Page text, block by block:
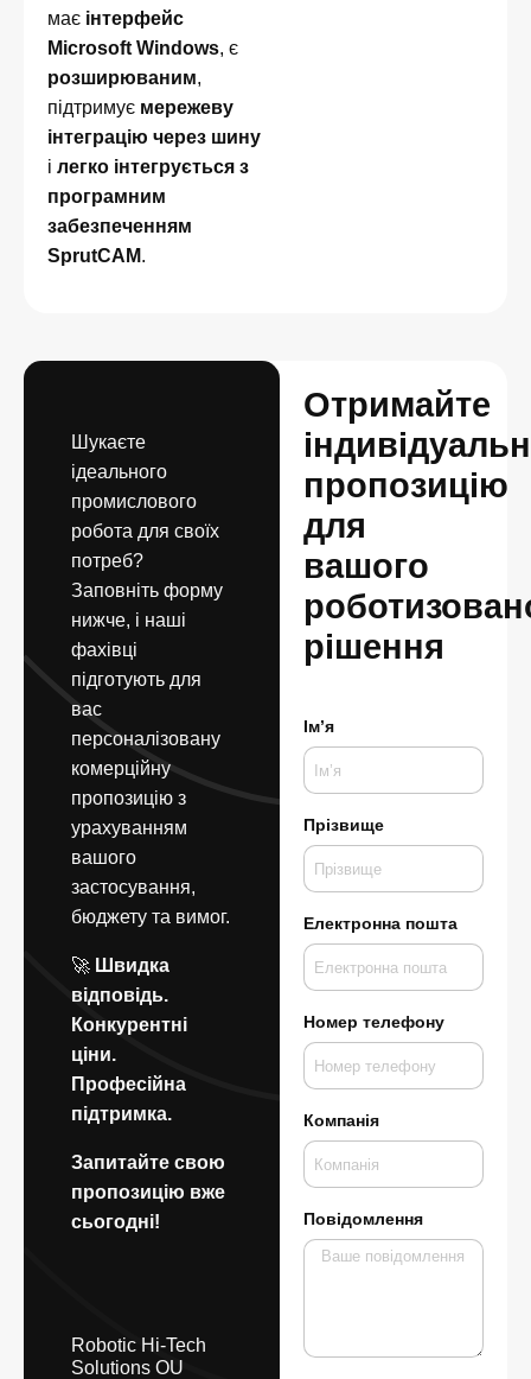
має інтерфейс
Microsoft Windows, є
розширюваним,
підтримує мережеву
інтеграцію через шину
і легко інтегрується з
програмним
забезпеченням
SprutCAM.
Шукаєте
ідеального
промислового
робота для своїх
потреб?
Заповніть форму
нижче, і наші
фахівці
підготують для
вас
персоналізовану
комерційну
пропозицію з
урахуванням
вашого
застосування,
бюджету та вимог.
🚀 Швидка
відповідь.
Конкурентні
ціни.
Професійна
підтримка.
Запитайте свою
пропозицію вже
сьогодні!
Robotic Hi-Tech
Solutions OU
Отримайте
пропозицію
для
вашого
рішення
Ім’я
Прізвище
Електронна пошта
Номер телефону
Компанія
Повідомлення